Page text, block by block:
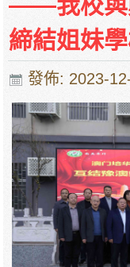
締結姐妹
發佈: 2023-